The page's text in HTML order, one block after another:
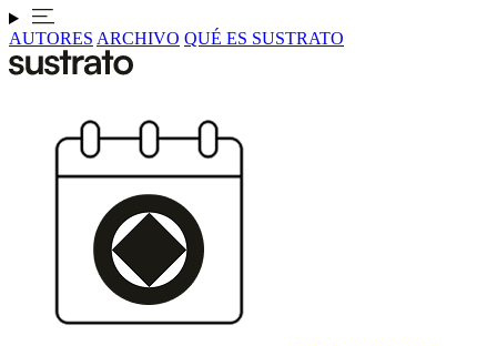
AUTORES ARCHIVO QUÉ ES SUSTRATO